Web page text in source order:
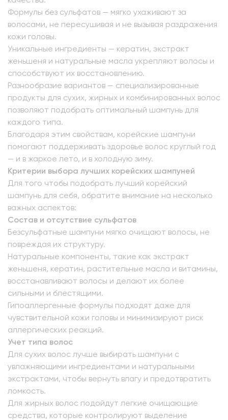
Формулы без сульфатов — мягко ухаживают за
волосами, не пересушивая и не вызывая раздражения
кожи головы.
Уникальные ингредиенты — кератин, экстракт
женьшеня и натуральные масла укрепляют волосы и
способствуют их восстановлению.
Разнообразие вариантов — специализированные
продукты для сухих, жирных и комбинированных волос
позволяют подобрать оптимальный шампунь для
каждого типа.
Благодаря этим свойствам, корейские шампуни
помогают поддерживать здоровье волос круглый год
— и в жаркое лето, и в холодную зиму.
Критерии выбора лучших корейских шампуней
Для того чтобы подобрать лучший корейский
шампунь для себя, обратите внимание на несколько
важных аспектов:
Состав и отсутствие сульфатов
Безсульфатные шампуни мягко очищают волосы, не
повреждая их структуру.
Натуральные компоненты, такие как экстракт
женьшеня, кератин, растительные масла и витамины,
восстанавливают волосы и делают их более
сильными и блестящими.
Гипоаллергенные формулы подходят даже для
чувствительной кожи головы и минимизируют риск
аллергических реакций.
Учет типа волос
Для сухих волос лучше выбирать шампуни с
увлажняющими ингредиентами и натуральными
экстрактами, чтобы вернуть влагу и предотвратить
ломкость.
Для жирных волос подойдут легкие очищающие
средства, которые контролируют выделение